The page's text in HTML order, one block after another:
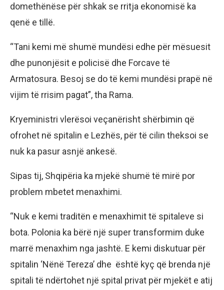
domethënëse për shkak se rritja ekonomisë ka
qenë e tillë.
“Tani kemi më shumë mundësi edhe për mësuesit
dhe punonjësit e policisë dhe Forcave të
Armatosura. Besoj se do të kemi mundësi prapë në
vijim të rrisim pagat”, tha Rama.
Kryeministri vlerësoi veçanërisht shërbimin që
ofrohet në spitalin e Lezhës, për të cilin theksoi se
nuk ka pasur asnjë ankesë.
Sipas tij, Shqipëria ka mjekë shumë të mirë por
problem mbetet menaxhimi.
“Nuk e kemi traditën e menaxhimit të spitaleve si
bota. Polonia ka bërë një super transformim duke
marrë menaxhim nga jashtë. E kemi diskutuar për
spitalin ‘Nënë Tereza’ dhe është kyç që brenda një
spitali të ndërtohet një spital privat për mjekët e atij